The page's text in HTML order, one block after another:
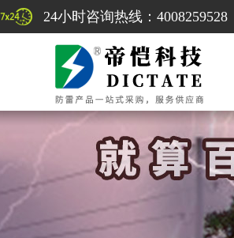
24小时咨询热线：4008259528